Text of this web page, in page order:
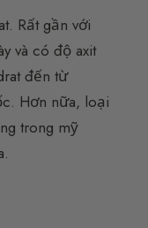
Rất gần với
và có độ axit
đến từ
Hơn nữa, loại
trong mỹ